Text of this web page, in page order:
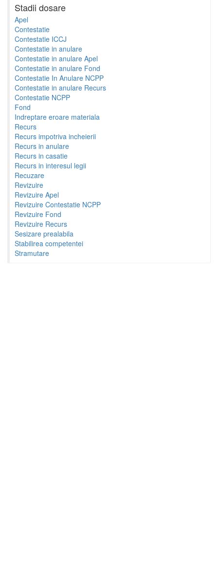
Stadii dosare
Apel
Contestatie
Contestatie ICCJ
Contestatie in anulare
Contestatie in anulare Apel
Contestatie in anulare Fond
Contestatie In Anulare NCPP
Contestatie in anulare Recurs
Contestatie NCPP
Fond
Indreptare eroare materiala
Recurs
Recurs impotriva incheierii
Recurs in anulare
Recurs in casatie
Recurs in interesul legii
Recuzare
Revizuire
Revizuire Apel
Revizuire Contestatie NCPP
Revizuire Fond
Revizuire Recurs
Sesizare prealabila
Stabilirea competentei
Stramutare